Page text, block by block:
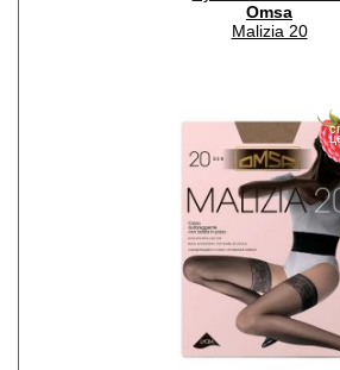
Эластан 14%Omsa
Malizia 20